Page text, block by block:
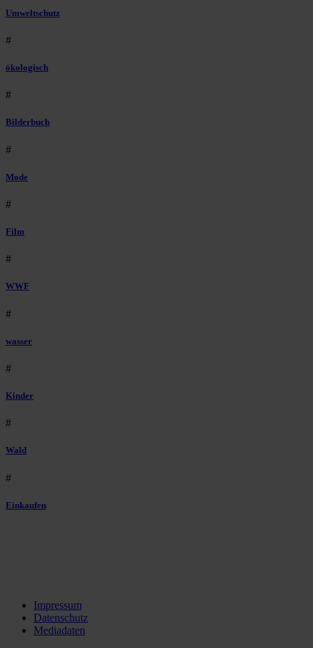
Umweltschutz
#
ökologisch
#
Bilderbuch
#
Mode
#
Film
#
WWF
#
wasser
#
Kinder
#
Wald
#
Einkaufen
Impressum
Datenschutz
Mediadaten